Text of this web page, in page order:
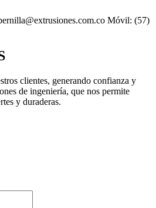
Móvil: (57)
clientes, generando confianza y
de ingeniería, que nos permite
y duraderas.